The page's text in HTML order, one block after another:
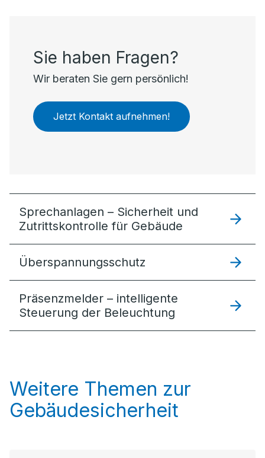
Sie haben Fragen?
Wir beraten Sie gern persönlich!
Jetzt Kontakt aufnehmen!
Sprechanlagen – Sicherheit und
Zutrittskontrolle für Gebäude
Überspannungsschutz
Präsenzmelder – intelligente
Steuerung der Beleuchtung
Weitere Themen zur
Gebäudesicherheit